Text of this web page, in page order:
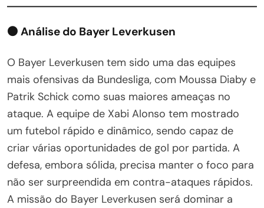
⚫ Análise do Bayer Leverkusen
O Bayer Leverkusen tem sido uma das equipes
mais ofensivas da Bundesliga, com Moussa Diaby e
Patrik Schick como suas maiores ameaças no
ataque. A equipe de Xabi Alonso tem mostrado
um futebol rápido e dinâmico, sendo capaz de
criar várias oportunidades de gol por partida. A
defesa, embora sólida, precisa manter o foco para
não ser surpreendida em contra-ataques rápidos.
A missão do Bayer Leverkusen será dominar a